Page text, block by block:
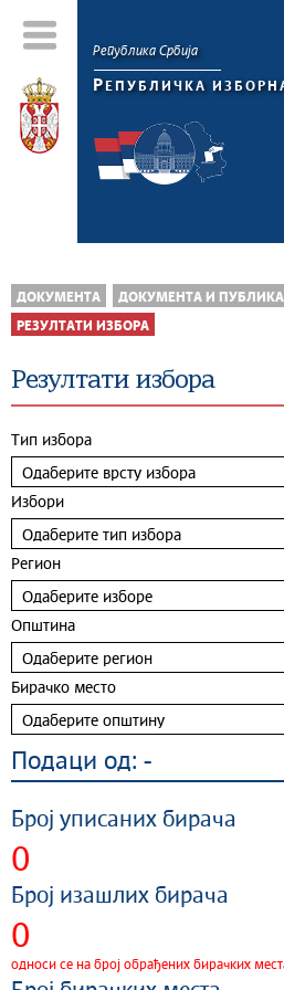
Република Србија
Р ЕПУБЛИЧКА
ДОКУМЕНТА ДОКУМЕНТА И
РЕЗУЛТАТИ ИЗБОРА
Резултати избора
Подаци од: -
+
−
Тип избора
Избори
Регион
Општина
Бирачко место
Број уписаних бирача
0
Број изашлих бирача
0
односи се на број обрађених бирачких